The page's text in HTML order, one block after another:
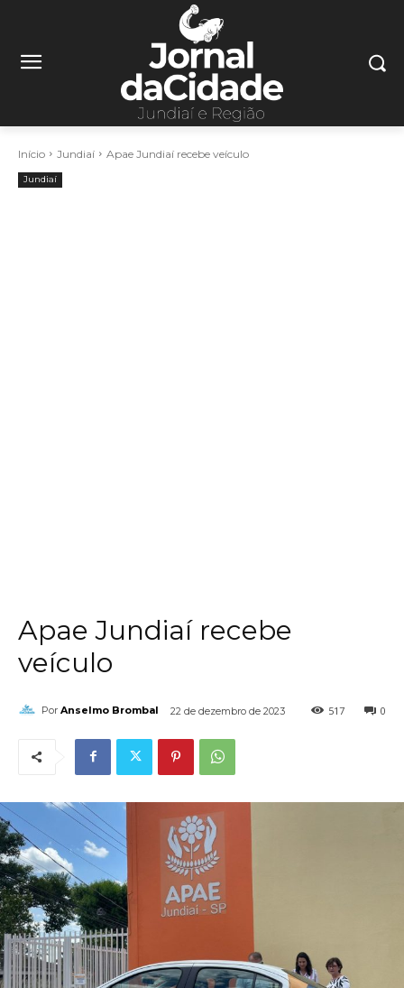
Início Jundiaí Apae Jundiaí recebe veículo
Jundiaí
Apae Jundiaí recebe
veículo
Por Anselmo Brombal 22 de dezembro de 2023 0
517